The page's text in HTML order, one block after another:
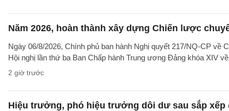
Năm 2026, hoàn thành xây dựng Chiến lược
Ngày 06/8/2026, Chính phủ ban hành Nghị quyết 217/NQ-CP
Hội nghị lần thứ ba Ban Chấp hành Trung ương Đảng khóa XIV
2 giờ trước
Hiệu trưởng, phó hiệu trưởng dôi dư sau sắp